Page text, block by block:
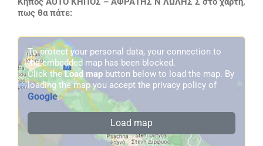
πως θα πάτε:
To protect your personal data, your connection to
the embedded map has been blocked.
Click theLoad map button below to load the map. By
loading the map you accept the privacy policy of
Google.
Load map